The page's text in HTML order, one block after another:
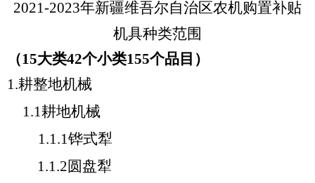
2021-2023年新疆维吾尔自治区农机购置补贴
机具种类范围
（15大类42个小类155个品目）
1.耕整地机械
1.1耕地机械
1.1.1铧式犁
1.1.2圆盘犁